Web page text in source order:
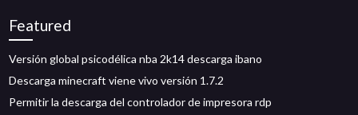
Featured
Versión global psicodélica nba 2k14 descarga ibano
Descarga minecraft viene vivo versión 1.7.2
Permitir la descarga del controlador de impresora rdp